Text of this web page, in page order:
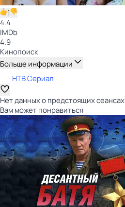
1
4.4
IMDb
4.9
Кинопоиск
Больше информации
НТВ Сериал
Нет данных о предстоящих сеансах
Вам может понравиться